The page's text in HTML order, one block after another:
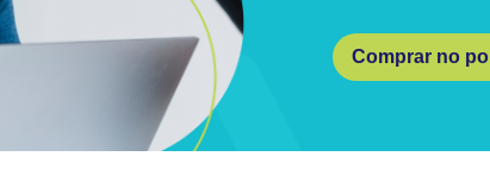
Comprar no